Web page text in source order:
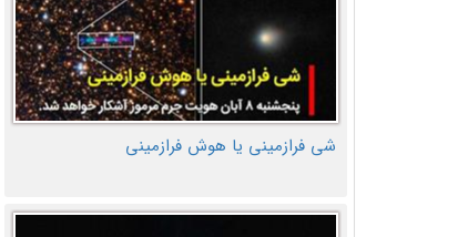
شی فرازمینی یا هوش فرازمینی